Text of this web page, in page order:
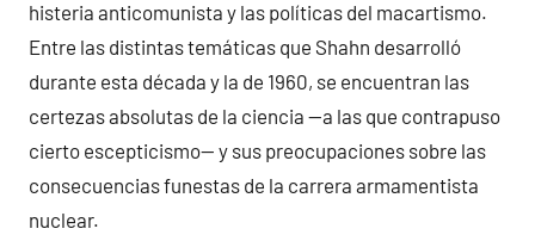
histeria anticomunista y las políticas del macartismo.
Entre las distintas temáticas que Shahn desarrolló
durante esta década y la de 1960, se encuentran las
certezas absolutas de la ciencia —a las que contrapuso
cierto escepticismo— y sus preocupaciones sobre las
consecuencias funestas de la carrera armamentista
nuclear.